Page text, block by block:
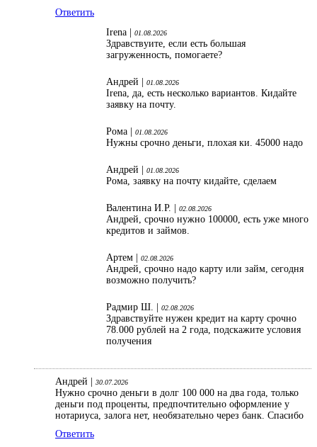
Ответить
Irena | 01.08.2026
Здравствуите, если есть большая
загруженность, помогаете?
Андрей | 01.08.2026
Irena, да, есть несколько вариантов. Кидайте
заявку на почту.
Рома | 01.08.2026
Нужны срочно деньги, плохая ки. 45000 надо
Андрей | 01.08.2026
Рома, заявку на почту кидайте, сделаем
Валентина И.Р. | 02.08.2026
Андрей, срочно нужно 100000, есть уже много
кредитов и займов.
Артем | 02.08.2026
Андрей, срочно надо карту или займ, сегодня
возможно получить?
Радмир Ш. | 02.08.2026
Здравствуйте нужен кредит на карту срочно
78.000 рублей на 2 года, подскажите условия
получения
Андрей | 30.07.2026
Нужно срочно деньги в долг 100 000 на два года, только
деньги под проценты, предпочтительно оформление у
нотариуса, залога нет, необязательно через банк. Спасибо
Ответить